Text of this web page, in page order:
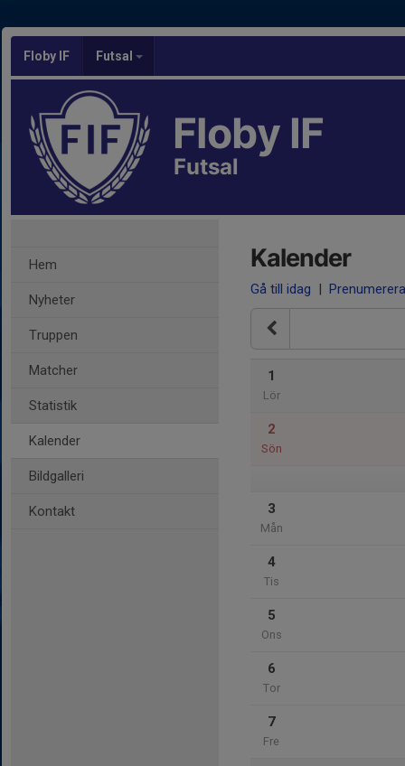
Floby IF Futsal
Floby IF
Futsal
Hem
Nyheter
Truppen
Matcher
Statistik
Kalender
Bildgalleri
Kontakt
Kalender
Gå till idag | Prenumerera
1
Lör
2
Sön
3
Mån
4
Tis
5
Ons
6
Tor
7
Fre